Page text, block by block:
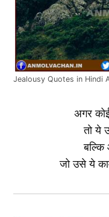
Jealousy Quotes in Hindi
अगर
तो ये
बल्कि
जो उसे ये